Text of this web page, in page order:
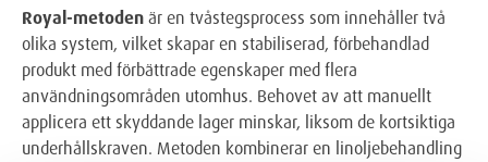
Royal-metoden är en tvåstegsprocess som innehåller två
olika system, vilket skapar en stabiliserad, förbehandlad
produkt med förbättrade egenskaper med flera
användningsområden utomhus. Behovet av att manuellt
applicera ett skyddande lager minskar, liksom de kortsiktiga
underhållskraven. Metoden kombinerar en linoljebehandling